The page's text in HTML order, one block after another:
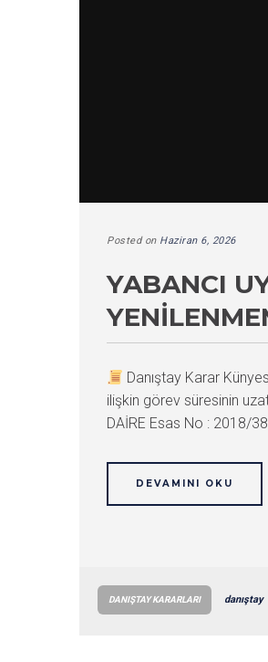
Posted on Haziran 6, 2026
YABANCI
Danıştay Karar
ilişkin görev süresinin
DAİRE Esas No : 2018/
DEVAMINI OKU
DANIŞTAY KARARLARI danıştay